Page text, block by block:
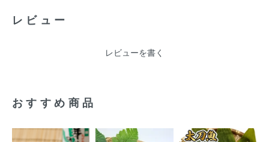
レビュー
レビューを書く
おすすめ商品